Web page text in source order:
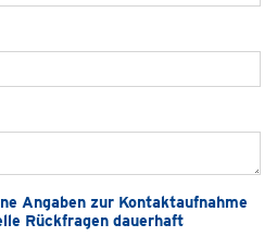
Angaben zur Kontaktaufnahme
Rückfragen dauerhaft